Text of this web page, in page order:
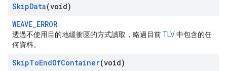
SkipData(void)
WEAVE_ERROR
透過不使用目的地緩衝區的方式讀取，略過目前TLV中包含的任
何資料。
SkipToEndOfContainer(void)